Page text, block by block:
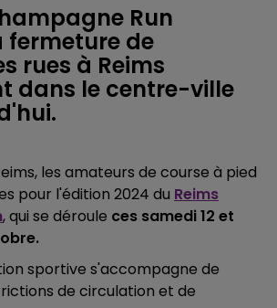
Run
fermeture de
rues à Reims
dans le centre-ville
les amateurs de course à pied
pour l'édition 2024 du Reims
, qui se déroule ces samedi 12 et
sportive s'accompagne de
de circulation et de